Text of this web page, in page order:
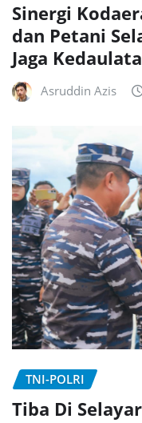
Sinergi
dan Petani
Jaga
Asruddin Azis
TNI-POLRI
Tiba Di